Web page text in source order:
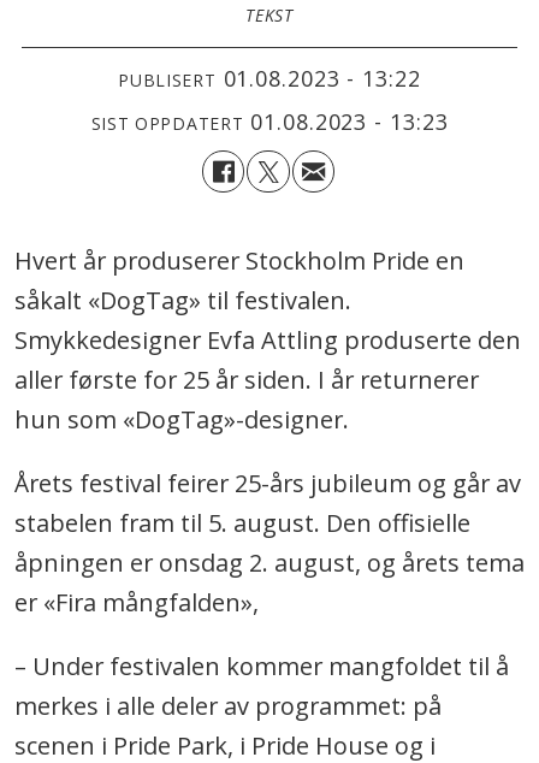
TEKST
PUBLISERT 01.08.2023 - 13:22
SIST OPPDATERT 01.08.2023 - 13:23
Hvert år produserer Stockholm Pride en
såkalt «DogTag» til festivalen.
Smykkedesigner Evfa Attling produserte den
aller første for 25 år siden. I år returnerer
hun som «DogTag»-designer.
Årets festival feirer 25-års jubileum og går av
stabelen fram til 5. august. Den offisielle
åpningen er onsdag 2. august, og årets tema
er «Fira mångfalden»,
– Under festivalen kommer mangfoldet til å
merkes i alle deler av programmet: på
scenen i Pride Park, i Pride House og i